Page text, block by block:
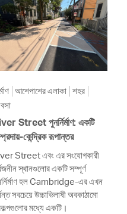
আশেপাশের এলাকা শহর
Street পুনর্নির্মাণ: একটি
কেন্দ্রিক রূপান্তর
Street এবং এর সংযোগকারী
স্থানগুলোর একটি সম্পূর্ণ
হল Cambridge-এর এখন
সবচেয়ে উচ্চাভিলাষী অবকাঠামো
মধ্যে একটি।